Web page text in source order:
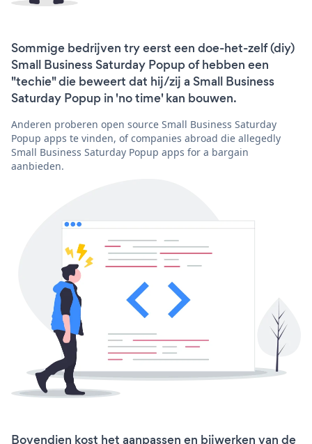
Sommige bedrijven try eerst een doe-het-zelf (diy)
Small Business Saturday Popup of hebben een
"techie" die beweert dat hij/zij a Small Business
Saturday Popup in 'no time' kan bouwen.
Anderen proberen open source Small Business Saturday
Popup apps te vinden, of companies abroad die allegedly
Small Business Saturday Popup apps for a bargain
aanbieden.
Bovendien kost het aanpassen en bijwerken van de